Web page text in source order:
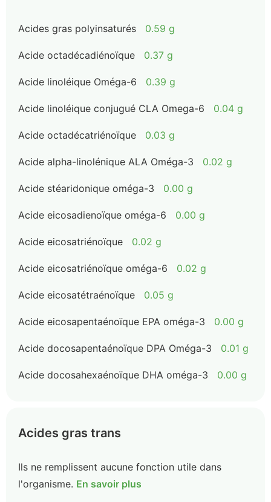
Acides gras polyinsaturés 0.59 g
Acide octadécadiénoïque 0.37 g
Acide linoléique Oméga-6 0.39 g
Acide linoléique conjugué CLA Omega-6 0.04 g
Acide octadécatriénoïque 0.03 g
Acide alpha-linolénique ALA Oméga-3 0.02 g
Acide stéaridonique oméga-3 0.00 g
Acide eicosadienoïque oméga-6 0.00 g
Acide eicosatriénoïque 0.02 g
Acide eicosatriénoïque oméga-6 0.02 g
Acide eicosatétraénoïque 0.05 g
Acide eicosapentaénoïque EPA oméga-3 0.00 g
Acide docosapentaénoïque DPA Oméga-3 0.01 g
Acide docosahexaénoïque DHA oméga-3 0.00 g
Acides gras trans
Ils ne remplissent aucune fonction utile dans
l'organisme. En savoir plus